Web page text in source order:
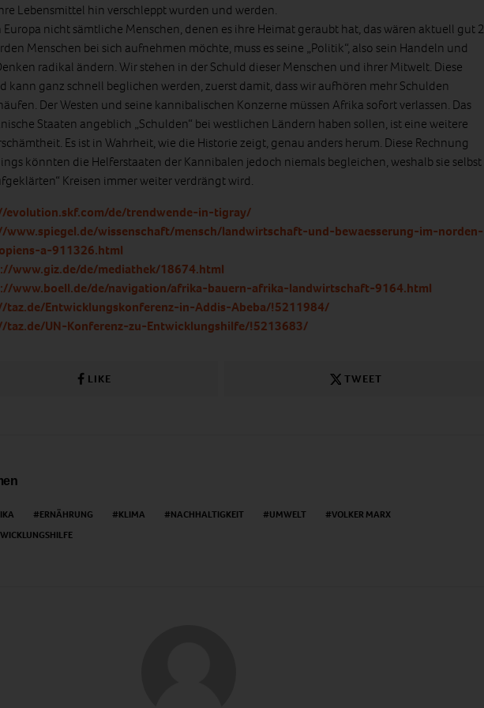
Lebensmittel hin verschleppt wurden und werden.
Europa nicht sämtliche Menschen, denen es ihre Heimat geraubt hat, das wären aktuell gut 2
Menschen bei sich aufnehmen möchte, muss es seine „Politik“, also sein Handeln und
radikal ändern. Wir stehen in der Schuld dieser Menschen und ihrer Mitwelt. Diese
kann ganz schnell beglichen werden, zuerst damit, dass wir aufhören mehr Schulden
Der Westen und seine kannibalischen Konzerne müssen Afrika sofort verlassen. Das
Staaten angeblich „Schulden“ bei westlichen Ländern haben sollen, ist eine weitere
Es ist in Wahrheit, wie die Historie zeigt, genau anders herum. Diese Rechnung
könnten die Helferstaaten der Kannibalen jedoch niemals begleichen, weshalb sie selbst
Kreisen immer weiter verdrängt wird.
evolution.skf.com/de/trendwende-in-tigray/
www.spiegel.de/wissenschaft/mensch/landwirtschaft-und-bewaesserung-im-norden-
a-911326.html
www.giz.de/de/mediathek/18674.html
www.boell.de/de/navigation/afrika-bauern-afrika-landwirtschaft-9164.html
taz.de/Entwicklungskonferenz-in-Addis-Abeba/!5211984/
taz.de/UN-Konferenz-zu-Entwicklungshilfe/!5213683/
LIKE TWEET
ERNÄHRUNG KLIMA NACHHALTIGKEIT UMWELT
VOLKER MARX